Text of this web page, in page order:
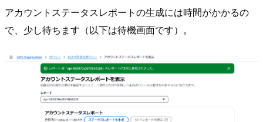
アカウントステータスレポートの生成には時間がかかるの
で、少し待ちます（以下は待機画面です）。